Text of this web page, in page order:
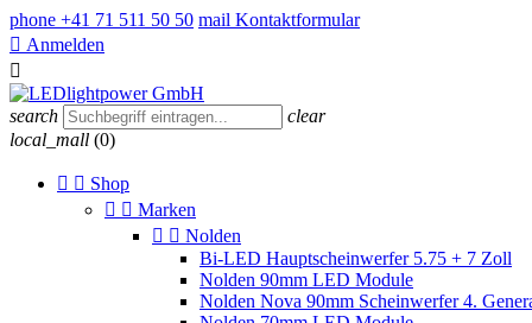
phone +41 71 511 50 50 mail Kontaktformular
 Anmelden

search
clear
local_mall (0)
  Shop
  Marken
  Nolden
Bi-LED Hauptscheinwerfer 5.75 + 7 Zoll
Nolden 90mm LED Module
Nolden Nova 90mm Scheinwerfer 4.